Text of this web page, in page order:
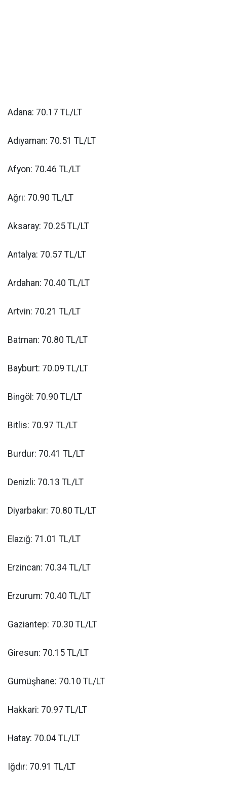
Adana: 70.17 TL/LT
Adıyaman: 70.51 TL/LT
Afyon: 70.46 TL/LT
Ağrı: 70.90 TL/LT
Aksaray: 70.25 TL/LT
Antalya: 70.57 TL/LT
Ardahan: 70.40 TL/LT
Artvin: 70.21 TL/LT
Batman: 70.80 TL/LT
Bayburt: 70.09 TL/LT
Bingöl: 70.90 TL/LT
Bitlis: 70.97 TL/LT
Burdur: 70.41 TL/LT
Denizli: 70.13 TL/LT
Diyarbakır: 70.80 TL/LT
Elazığ: 71.01 TL/LT
Erzincan: 70.34 TL/LT
Erzurum: 70.40 TL/LT
Gaziantep: 70.30 TL/LT
Giresun: 70.15 TL/LT
Gümüşhane: 70.10 TL/LT
Hakkari: 70.97 TL/LT
Hatay: 70.04 TL/LT
Iğdır: 70.91 TL/LT